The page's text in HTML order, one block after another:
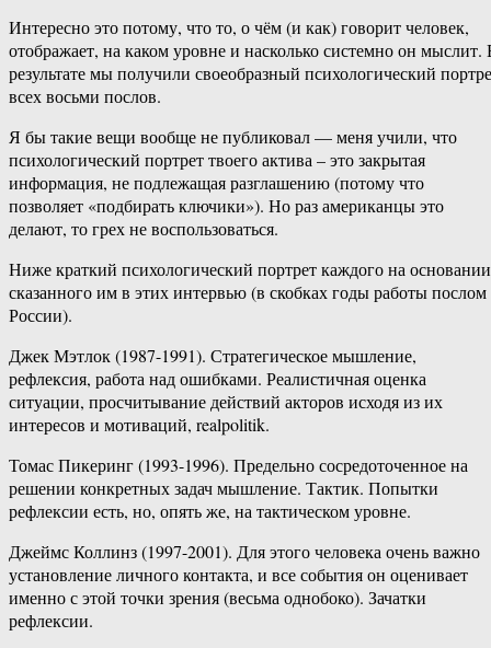
Интересно это потому, что то, о чём (и как) говорит человек,
отображает, на каком уровне и насколько системно он мыслит.
результате мы получили своеобразный психологический
всех восьми послов.
Я бы такие вещи вообще не публиковал — меня учили, что
психологический портрет твоего актива – это закрытая
информация, не подлежащая разглашению (потому что
позволяет «подбирать ключики»). Но раз американцы это
делают, то грех не воспользоваться.
Ниже краткий психологический портрет каждого на основании
сказанного им в этих интервью (в скобках годы работы послом
России).
Джек Мэтлок (1987-1991). Стратегическое мышление,
рефлексия, работа над ошибками. Реалистичная оценка
ситуации, просчитывание действий акторов исходя из их
интересов и мотиваций, realpolitik.
Томас Пикеринг (1993-1996). Предельно сосредоточенное на
решении конкретных задач мышление. Тактик. Попытки
рефлексии есть, но, опять же, на тактическом уровне.
Джеймс Коллинз (1997-2001). Для этого человека очень важно
установление личного контакта, и все события он оценивает
именно с этой точки зрения (весьма однобоко). Зачатки
рефлексии.